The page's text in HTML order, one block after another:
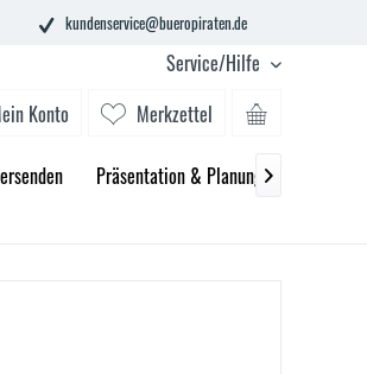
kundenservice@bueropiraten.de
Service/Hilfe
Merkzettel
Konto
Präsentation & Planung 